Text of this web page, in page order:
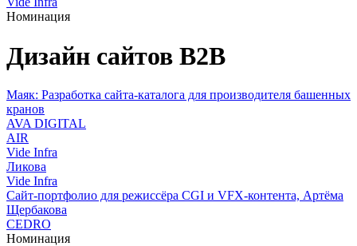
Номинация
Дизайн сайтов B2B
Маяк: Разработка сайта-каталога для производителя башенных
кранов
AVA DIGITAL
AIR
Vide Infra
Ликова
Vide Infra
Сайт-портфолио для режиссёра CGI и VFX-контента, Артёма
Щербакова
CEDRO
Номинация